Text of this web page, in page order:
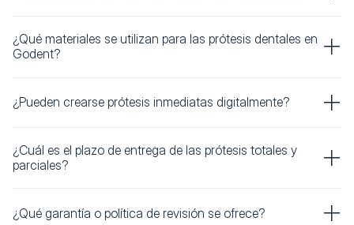
¿Qué materiales se utilizan para las prótesis dentales en
Godent?
¿Pueden crearse prótesis inmediatas digitalmente?
¿Cuál es el plazo de entrega de las prótesis totales y
parciales?
¿Qué garantía o política de revisión se ofrece?